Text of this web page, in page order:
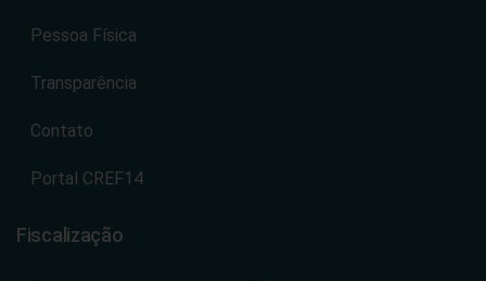
Pessoa Física
Transparência
Contato
Portal CREF14
Fiscalização